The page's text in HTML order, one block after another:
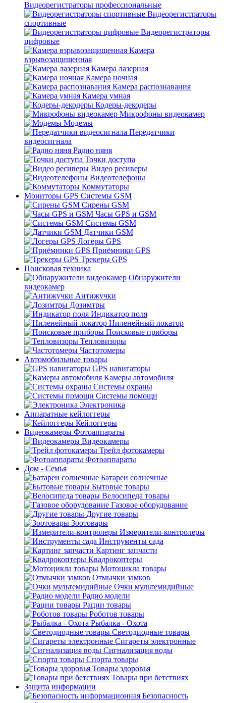
Видеорегистраторы профессиональные
Видеорегистраторы
спортивные
Видеорегистраторы
цифровые
Камера
взрывозащищенная
Камера лазерная
Камера ночная
Камера распознавания
Камера умная
Кодеры-декодеры
Микрофоны видеокамер
Модемы
Передатчики
видеосигнала
Радио няня
Точки доступа
Видео ресиверы
Видеотелефоны
Коммутаторы
Мониторы GPS Системы GSM
Сирены GSM
Часы GPS и GSM
Системы GSM
Датчики GSM
Логеры GPS
Приёмники GPS
Трекеры GPS
Поисковая техника
Обнаружители
видеокамер
Антижучки
Дозимтры
Индикатор поля
Ниленейный локатор
Поисковые приборы
Тепловизоры
Частотомеры
Автомобильные товары
GPS навигаторы
Камеры автомобиля
Системы охраны
Системы помощи
Электроника
Аппаратные кейлоггеры
Кейлоггеры
Видеокамеры Фотоаппараты
Видеокамеры
Трейл фотокамеры
Фотоаппараты
Дом - Семья
Батареи солнечные
Бытовые товары
Велосипеда товары
Газовое оборудование
Другие товары
Зоотовары
Измерители-контролеры
Инструменты сада
Картинг запчасти
Квадрокоптеры
Мотоцикла товары
Отмычки замков
Очки мультемидийные
Радио модели
Рации товары
Роботов товары
Рыбалка - Охота
Светодиодные товары
Сигареты электронные
Сигнализация воды
Спорта товары
Товары здоровья
Товары при бетствиях
Защита информации
Безопасность